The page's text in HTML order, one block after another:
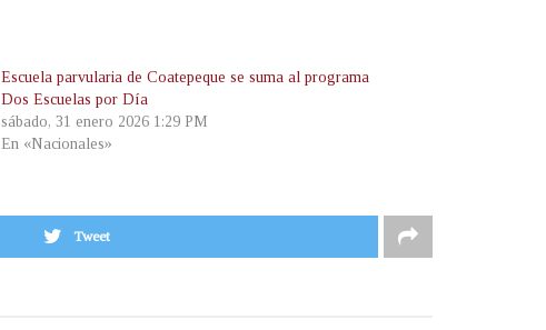
Escuela parvularia de Coatepeque se suma al programa
Dos Escuelas por Día
sábado, 31 enero 2026 1:29 PM
En «Nacionales»
Tweet